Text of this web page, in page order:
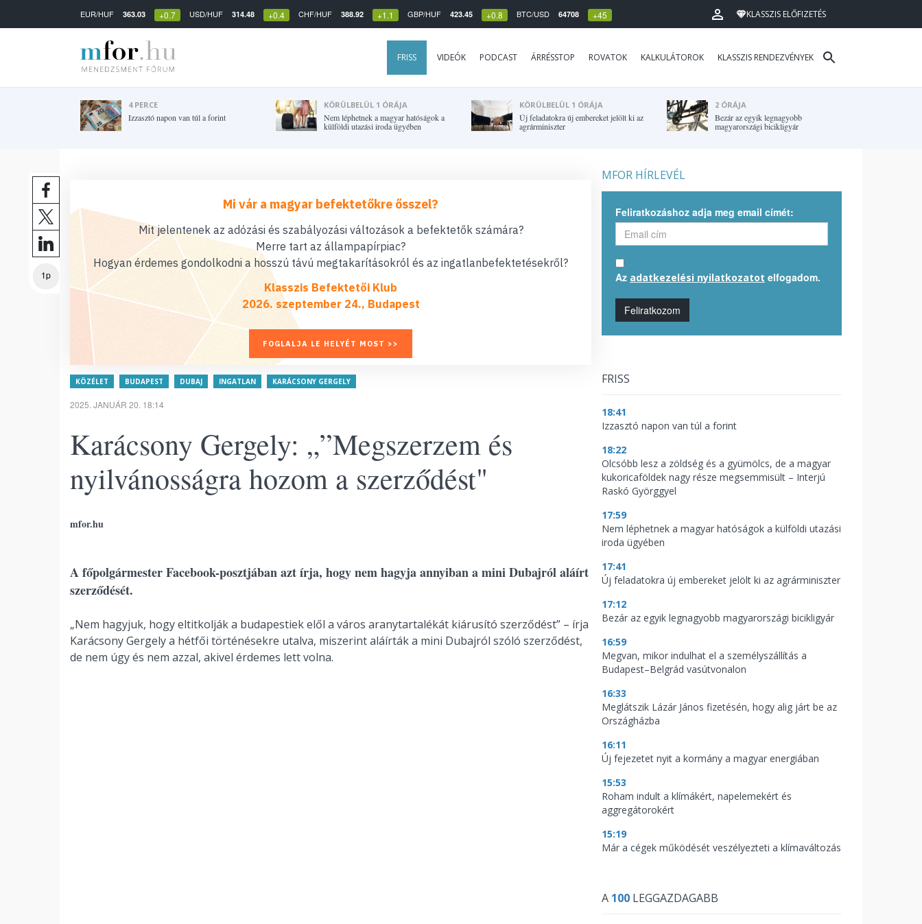
EUR/HUF 363.03 +0.7 USD/HUF 314.48 +0.4 CHF/HUF 388.92 +1.1 GBP/HUF 423.45 +0.8 BTC/USD 64708 +45 KLASSZIS ELŐFIZETÉS
FRISS VIDEÓK PODCAST ÁRRÉSSTOP ROVATOK KALKULÁTOROK KLASSZIS RENDEZVÉNYEK
4 PERCE
Izzasztó napon van túl a forint
KÖRÜLBELÜL 1 ÓRÁJA
Nem léphetnek a magyar hatóságok a
külföldi utazási iroda ügyében
KÖRÜLBELÜL 1 ÓRÁJA
Új feladatokra új embereket jelölt ki az
agrárminiszter
2 ÓRÁJA
Bezár az egyik legnagyobb
magyarországi bicikligyár
1p
Mi vár a magyar befektetőkre ősszel?
Mit jelentenek az adózási és szabályozási változások a befektetők számára?
Merre tart az állampapírpiac?
Hogyan érdemes gondolkodni a hosszú távú megtakarításokról és az ingatlanbefektetésekről?
Klasszis Befektetői Klub
2026. szeptember 24., Budapest
FOGLALJA LE HELYÉT MOST >>
KÖZÉLET BUDAPEST DUBAJ INGATLAN KARÁCSONY GERGELY
2025. JANUÁR 20. 18:14
Karácsony Gergely: „”Megszerzem és
nyilvánosságra hozom a szerződést"
mfor.hu
A főpolgármester Facebook-posztjában azt írja, hogy nem hagyja annyiban a mini Dubajról aláírt
szerződését.
„Nem hagyjuk, hogy eltitkolják a budapestiek elől a város aranytartalékát kiárusító szerződést” – írja
Karácsony Gergely a hétfői történésekre utalva, miszerint aláírták a mini Dubajról szóló szerződést,
de nem úgy és nem azzal, akivel érdemes lett volna.
MFOR HÍRLEVÉL
Feliratkozáshoz adja meg email címét:
Az adatkezelési nyilatkozatot elfogadom.
Feliratkozom
FRISS
18:41
Izzasztó napon van túl a forint
18:22
Olcsóbb lesz a zöldség és a gyümölcs, de a magyar
kukoricaföldek nagy része megsemmisült – Interjú
Raskó Györggyel
17:59
Nem léphetnek a magyar hatóságok a külföldi utazási
iroda ügyében
17:41
Új feladatokra új embereket jelölt ki az agrárminiszter
17:12
Bezár az egyik legnagyobb magyarországi bicikligyár
16:59
Megvan, mikor indulhat el a személyszállítás a
Budapest–Belgrád vasútvonalon
16:33
Meglátszik Lázár János fizetésén, hogy alig járt be az
Országházba
16:11
Új fejezetet nyit a kormány a magyar energiában
15:53
Roham indult a klímákért, napelemekért és
aggregátorokért
15:19
Már a cégek működését veszélyezteti a klímaváltozás
A 100 LEGGAZDAGABB